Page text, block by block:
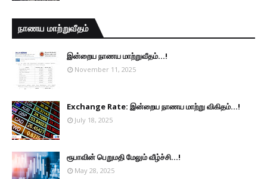
நாணய மாற்றுவீதம்
இன்றைய நாணய மாற்றுவீதம்...!
November 11, 2025
Exchange Rate: இன்றைய நாணய மாற்று விகிதம்...!
July 18, 2025
ரூபாவின் பெறுமதி மேலும் வீழ்ச்சி...!
May 28, 2025